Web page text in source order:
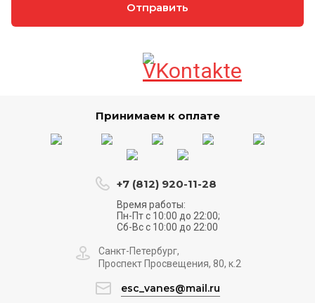
Отправить
Принимаем к оплате
+7 (812) 920-11-28
Время работы:
Пн-Пт с 10:00 до 22:00;
Сб-Вс с 10:00 до 22:00
Санкт-Петербург,
Проспект Просвещения, 80, к.2
esc_vanes@mail.ru